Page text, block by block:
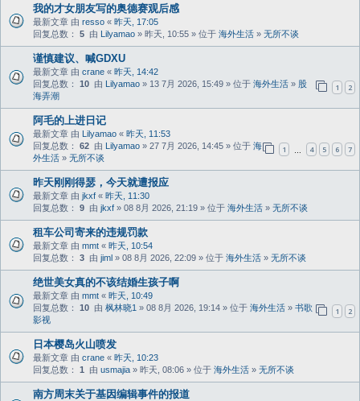
我的才女朋友写的奥德赛观后感
最新文章 由 resso « 昨天, 17:05
回复总数： 5 由 Lilyamao » 昨天, 10:55 » 位于 海外生活 » 无所不谈
谨慎建议、喊GDXU
最新文章 由 crane « 昨天, 14:42
回复总数： 10 1 2
由 Lilyamao » 13 7月 2026, 15:49 » 位于 海外生活 » 股
海弄潮
阿毛的上进日记
最新文章 由 Lilyamao « 昨天, 11:53
回复总数： 62 1 4 5 6 7
由 Lilyamao » 27 7月 2026, 14:45 » 位于 海
外生活 » 无所不谈
昨天刚刚得瑟，今天就遭报应
最新文章 由 jkxf « 昨天, 11:30
回复总数： 9 由 jkxf » 08 8月 2026, 21:19 » 位于 海外生活 » 无所不谈
租车公司寄来的违规罚款
最新文章 由 mmt « 昨天, 10:54
回复总数： 3 由 jiml » 08 8月 2026, 22:09 » 位于 海外生活 » 无所不谈
绝世美女真的不该结婚生孩子啊
最新文章 由 mmt « 昨天, 10:49
回复总数： 10 1 2
由 枫林晓1 » 08 8月 2026, 19:14 » 位于 海外生活 » 书歌
影视
日本樱岛火山喷发
最新文章 由 crane « 昨天, 10:23
回复总数： 1 由 usmajia » 昨天, 08:06 » 位于 海外生活 » 无所不谈
南方周末关于基因编辑事件的报道